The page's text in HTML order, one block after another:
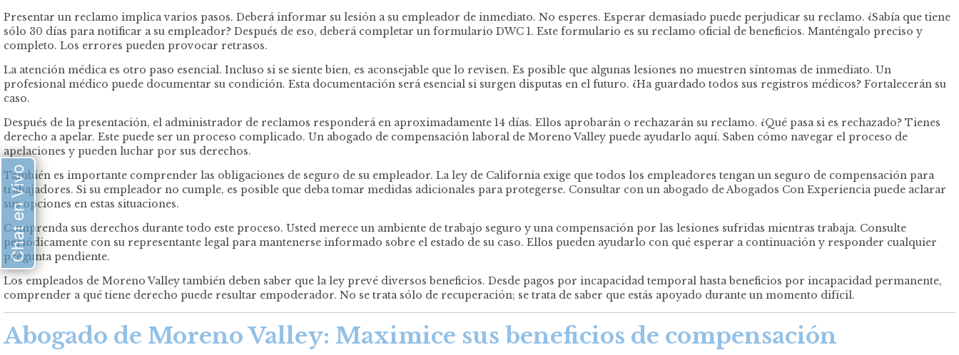
Presentar un reclamo implica varios pasos. Deberá informar su lesión a su empleador de inmediato. No esperes. Esperar demasiado puede perjudicar su reclamo. ¿Sabía que tiene
sólo 30 días para notificar a su empleador? Después de eso, deberá completar un formulario DWC 1. Este formulario es su reclamo oficial de beneficios. Manténgalo preciso y
completo. Los errores pueden provocar retrasos.
La atención médica es otro paso esencial. Incluso si se siente bien, es aconsejable que lo revisen. Es posible que algunas lesiones no muestren síntomas de inmediato. Un
profesional médico puede documentar su condición. Esta documentación será esencial si surgen disputas en el futuro. ¿Ha guardado todos sus registros médicos? Fortalecerán su
caso.
Después de la presentación, el administrador de reclamos responderá en aproximadamente 14 días. Ellos aprobarán o rechazarán su reclamo. ¿Qué pasa si es rechazado? Tienes
derecho a apelar. Este puede ser un proceso complicado. Un abogado de compensación laboral de Moreno Valley puede ayudarlo aquí. Saben cómo navegar el proceso de
apelaciones y pueden luchar por sus derechos.
También es importante comprender las obligaciones de seguro de su empleador. La ley de California exige que todos los empleadores tengan un seguro de compensación para
trabajadores. Si su empleador no cumple, es posible que deba tomar medidas adicionales para protegerse. Consultar con un abogado de Abogados Con Experiencia puede aclarar
sus opciones en estas situaciones.
Comprenda sus derechos durante todo este proceso. Usted merece un ambiente de trabajo seguro y una compensación por las lesiones sufridas mientras trabaja. Consulte
periódicamente con su representante legal para mantenerse informado sobre el estado de su caso. Ellos pueden ayudarlo con qué esperar a continuación y responder cualquier
pregunta pendiente.
Los empleados de Moreno Valley también deben saber que la ley prevé diversos beneficios. Desde pagos por incapacidad temporal hasta beneficios por incapacidad permanente,
comprender a qué tiene derecho puede resultar empoderador. No se trata sólo de recuperación; se trata de saber que estás apoyado durante un momento difícil.
Abogado de Moreno Valley: Maximice sus beneficios de compensación
Chat en Vivo